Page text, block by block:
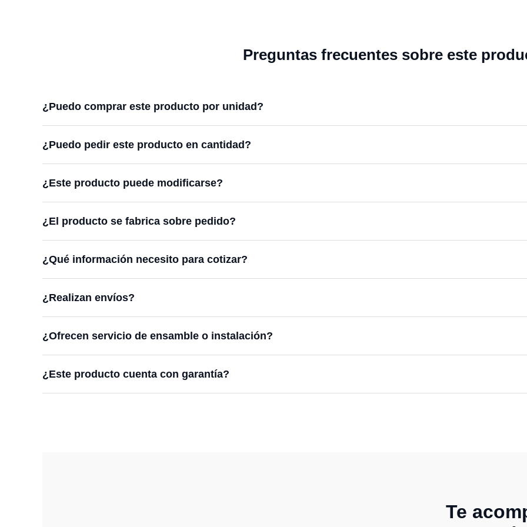
Preguntas frecuentes sobre este
¿Puedo comprar este producto por unidad?
¿Puedo pedir este producto en cantidad?
¿Este producto puede modificarse?
¿El producto se fabrica sobre pedido?
¿Qué información necesito para cotizar?
¿Realizan envíos?
¿Ofrecen servicio de ensamble o instalación?
¿Este producto cuenta con garantía?
Te